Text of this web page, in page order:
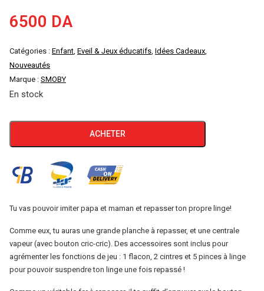
6500 DA
Catégories : Enfant, Eveil & Jeux éducatifs, Idées Cadeaux,
Nouveautés
Marque : SMOBY
En stock
de
A
REPASSER
+
VAPEUR
SMOBY
ACHETER
Tu vas pouvoir imiter papa et maman et repasser ton propre linge!
Comme eux, tu auras une grande planche à repasser, et une centrale
vapeur (avec bouton cric-cric). Des accessoires sont inclus pour
agrémenter les fonctions de jeu : 1 flacon, 2 cintres et 5 pinces à linge
pour pouvoir suspendre ton linge une fois repassé !